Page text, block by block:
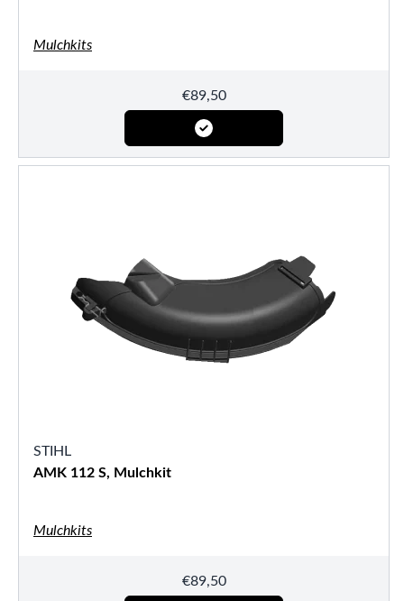
Mulchkits
€89,50
STIHL
AMK 112 S, Mulchkit
Mulchkits
€89,50